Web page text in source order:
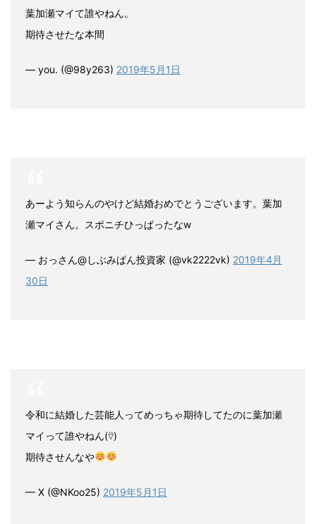
葉加瀬マイて誰やねん。
期待させたな本間
— you. (@98y263) 2019年5月1日
あーよう知らんのやけど結婚おめでとうございます。葉加
瀬マイさん。スポニチひっぱったなw
— おっさん@しぶみぱん投資家 (@vk2222vk) 2019年4月
30日
令和に結婚した芸能人ってめっちゃ期待してたのに葉加瀬
マイって誰やねん(⍢)
期待させんなや
— X (@NKoo25) 2019年5月1日